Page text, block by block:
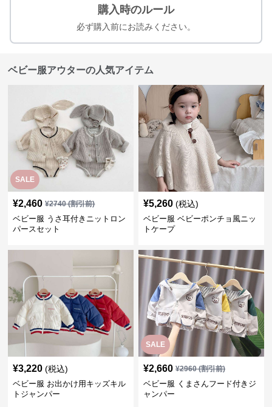
購入時のルール
必ず購入前にお読みください。
ベビー服アウターの人気アイテム
SALE
¥2,460 ¥2740(割引前)
ベビー服 うさ耳付きニットロン
パースセット
¥5,260 (税込)
ベビー服 ベビーポンチョ風ニッ
トケープ
¥3,220 (税込)
ベビー服 お出かけ用キッズキル
トジャンパー
SALE
¥2,660 ¥2960(割引前)
ベビー服 くまさんフード付きジ
ャンパー